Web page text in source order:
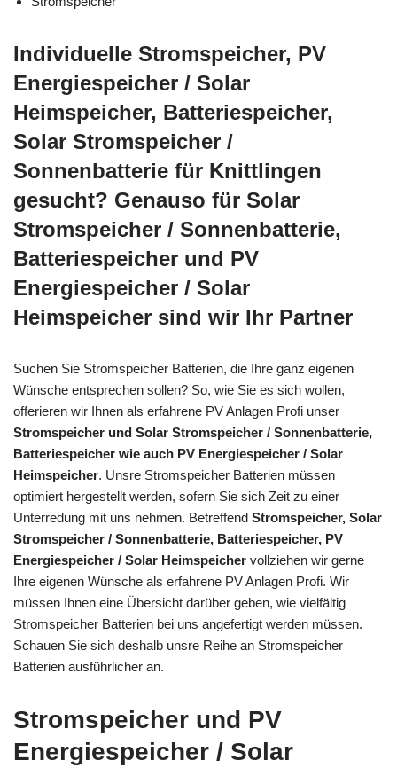
Individuelle Stromspeicher, PV
Energiespeicher / Solar
Heimspeicher, Batteriespeicher,
Solar Stromspeicher /
Sonnenbatterie für Knittlingen
gesucht? Genauso für Solar
Stromspeicher / Sonnenbatterie,
Batteriespeicher und PV
Energiespeicher / Solar
Heimspeicher sind wir Ihr Partner
Suchen Sie Stromspeicher Batterien, die Ihre ganz eigenen
Wünsche entsprechen sollen? So, wie Sie es sich wollen,
offerieren wir Ihnen als erfahrene PV Anlagen Profi unser
Stromspeicher und Solar Stromspeicher / Sonnenbatterie,
Batteriespeicher wie auch PV Energiespeicher / Solar
Heimspeicher. Unsre Stromspeicher Batterien müssen
optimiert hergestellt werden, sofern Sie sich Zeit zu einer
Unterredung mit uns nehmen. Betreffend Stromspeicher, Solar
Stromspeicher / Sonnenbatterie, Batteriespeicher, PV
Energiespeicher / Solar Heimspeicher vollziehen wir gerne
Ihre eigenen Wünsche als erfahrene PV Anlagen Profi. Wir
müssen Ihnen eine Übersicht darüber geben, wie vielfältig
Stromspeicher Batterien bei uns angefertigt werden müssen.
Schauen Sie sich deshalb unsre Reihe an Stromspeicher
Batterien ausführlicher an.
Stromspeicher und PV
Energiespeicher / Solar